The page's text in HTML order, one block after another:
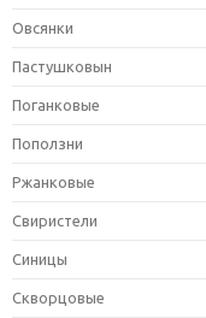
Овсянки
Пастушковын
Поганковые
Поползни
Ржанковые
Свиристели
Синицы
Скворцовые